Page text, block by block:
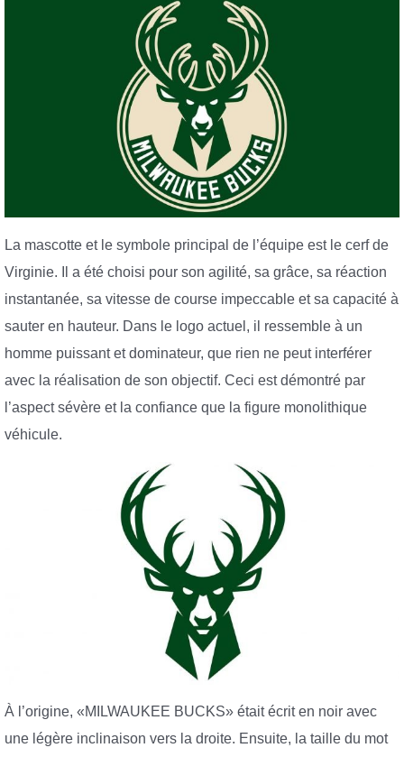
La mascotte et le symbole principal de l’équipe est le cerf de
Virginie. Il a été choisi pour son agilité, sa grâce, sa réaction
instantanée, sa vitesse de course impeccable et sa capacité à
sauter en hauteur. Dans le logo actuel, il ressemble à un
homme puissant et dominateur, que rien ne peut interférer
avec la réalisation de son objectif. Ceci est démontré par
l’aspect sévère et la confiance que la figure monolithique
véhicule.
À l’origine, «MILWAUKEE BUCKS» était écrit en noir avec
une légère inclinaison vers la droite. Ensuite, la taille du mot